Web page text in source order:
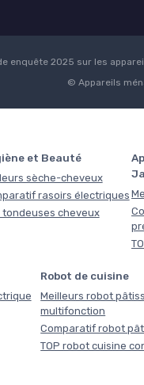
enquête 2025 sur les
© Appareils
et Beauté
sèche-cheveux
rasoirs électriques
tondeuses cheveux
Robot de cuisine
Meilleurs robot
multifonction
Comparatif robot
TOP robot cuisine